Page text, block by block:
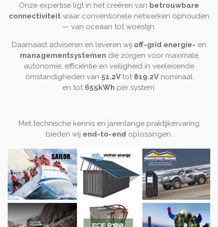
Onze expertise ligt in het creëren van betrouwbare
connectiviteit waar conventionele netwerken ophouden
— van oceaan tot woestijn.
Daarnaast adviseren en leveren wij off-grid energie- en
managementsystemen die zorgen voor maximale
autonomie, efficiëntie en veiligheid in veeleisende
omstandigheden van 51.2V tot 819.2V nominaal
en tot 655kWh per system.
Met technische kennis en jarenlange praktijkervaring
bieden wij end-to-end oplossingen.